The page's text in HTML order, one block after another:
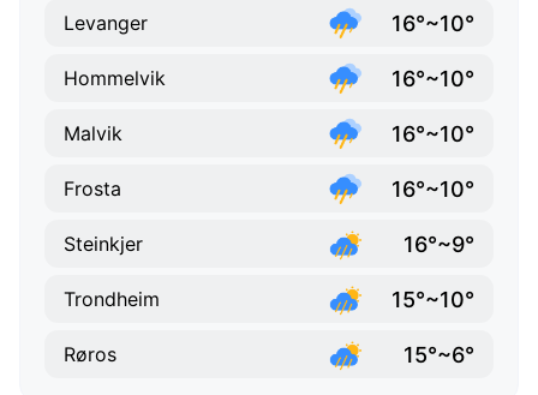
Levanger 16°~10°
Hommelvik 16°~10°
Malvik 16°~10°
Frosta 16°~10°
Steinkjer 16°~9°
Trondheim 15°~10°
Røros 15°~6°